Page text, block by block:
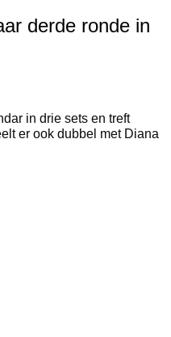
derde ronde in
in drie sets en treft
er ook dubbel met Diana